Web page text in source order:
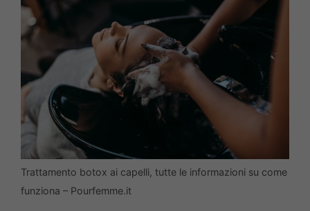
Trattamento botox ai capelli, tutte le informazioni su come
funziona – Pourfemme.it